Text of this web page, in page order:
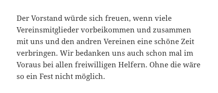
Der Vorstand würde sich freuen, wenn viele
Vereinsmitglieder vorbeikommen und zusammen
mit uns und den andren Vereinen eine schöne Zeit
verbringen. Wir bedanken uns auch schon mal im
Voraus bei allen freiwilligen Helfern. Ohne die wäre
so ein Fest nicht möglich.